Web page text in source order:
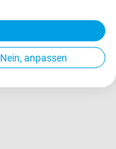
Nein, anpassen